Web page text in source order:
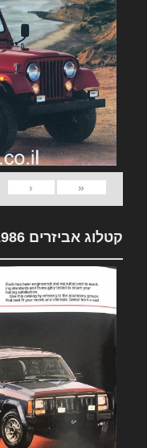
«
‹
קטלוג אביזרים Jeep 1986